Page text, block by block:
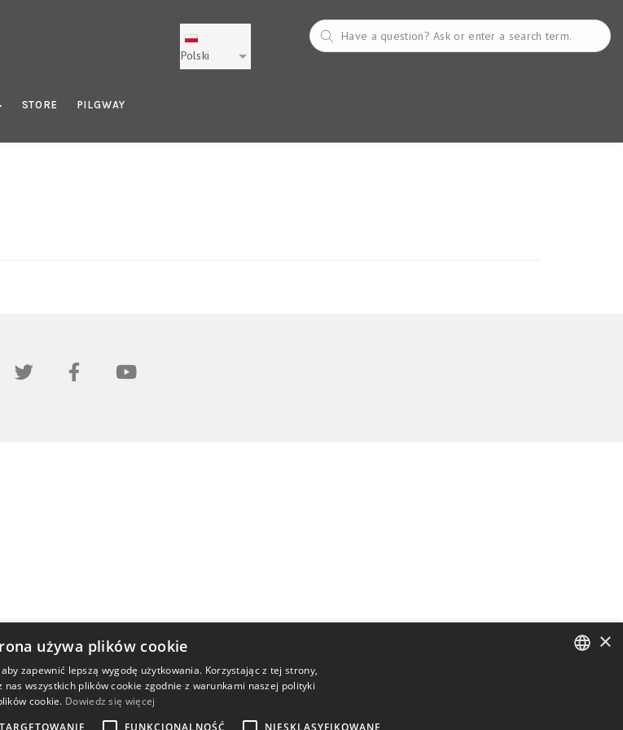
Polski
STORE PILGWAY
×
używa plików cookie
zapewnić lepszą wygodę użytkowania. Korzystając z tej strony,
wszystkich plików cookie zgodnie z warunkami naszej polityki
cookie. Dowiedz się więcej
TARGETOWANIE FUNKCJONALNOŚĆ NIESKLASYFIKOWANE